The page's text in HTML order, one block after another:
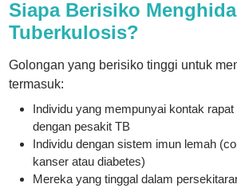
Siapa Berisiko
Tuberkulosis?
Golongan yang berisiko tinggi untuk
termasuk:
Individu yang mempunyai kontak rapat
dengan pesakit TB
Individu dengan sistem imun lemah
kanser atau diabetes)
Mereka yang tinggal dalam